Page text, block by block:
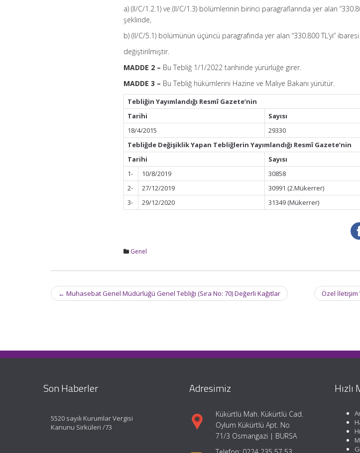
a) (II/C/1.2.1) ve (II/C/1.3) bölümlerinin birinci paragraflarında yer alan
şeklinde,
b) (II/C/5.1) bölümünün üçüncü paragrafında yer alan “330.800 TL’yi” ibaresi
değiştirilmiştir.
MADDE 2 – Bu Tebliğ 1/1/2022 tarihinde yürürlüğe girer.
MADDE 3 – Bu Tebliğ hükümlerini Hazine ve Maliye Bakanı yürütür.
Tebliğin Yayımlandığı Resmî Gazete’nin
Tarihi
Sayısı
18/4/2015
29330
Tebliğde Değişiklik Yapan Tebliğlerin Yayımlandığı Resmî Gazete’nin
Tarihi
Sayısı
1-
10/8/2019
30858
2-
27/12/2019
30991 (2.Mükerrer)
3-
29/12/2020 31349 (Mükerrer)
Genel
Post
navigation
← Muhasebat Genel Müdürlüğü Genel Tebliği (Sıra No: 70) Değerli Kağıtlar Özel İletişim
Son Haberler
5520 sayılı Kurumlar Vergisi
Kanunu Sirküleri /73
Adresimiz
Kükürtlü Mah. Kükürtlü Cad.
Oylum Kükürtlü Apt. No
71/3 Osmangazi | BURSA
Hızlı